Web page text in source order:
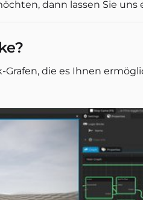
dann lassen Sie
die es Ihnen